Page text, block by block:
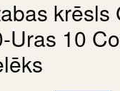
krēsls
Uras 10